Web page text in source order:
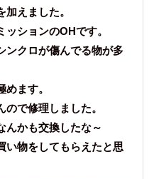
えました。
ションのOHです。
ンクロが傷んでる物が多
ます。
で修理しました。
んかも交換したな～
い物をしてもらえたと思